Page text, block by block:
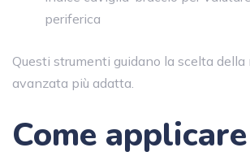
periferica
Questi strumenti guidano la scelta della
avanzata più adatta.
Come applicare